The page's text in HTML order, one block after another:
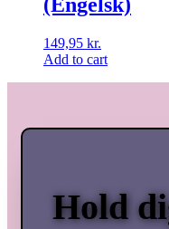
149,95 kr.
Add to cart
Hold